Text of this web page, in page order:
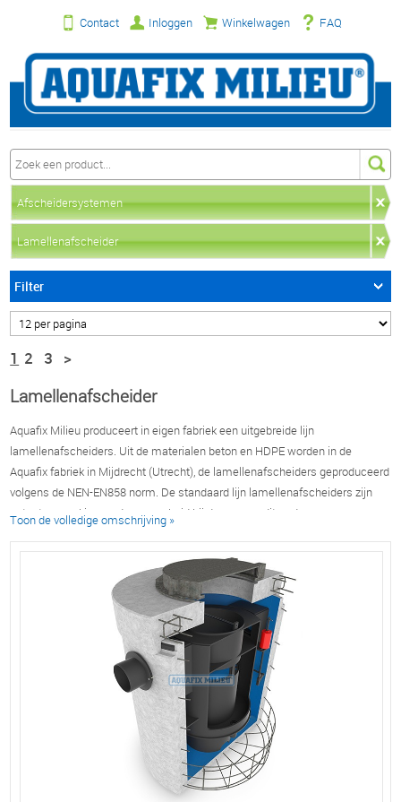
Contact Inloggen Winkelwagen FAQ
Afscheidersystemen
Lamellenafscheider
Filter
1 2 3 >
Lamellenafscheider
Aquafix Milieu produceert in eigen fabriek een uitgebreide lijn
lamellenafscheiders. Uit de materialen beton en HDPE worden in de
Aquafix fabriek in Mijdrecht (Utrecht), de lamellenafscheiders geproduceerd
volgens de NEN-EN858 norm. De standaard lijn lamellenafscheiders zijn
getest op werking en duurzaamheid bij de geaccrediteerde
Lamellenafscheider type Runoffix MLS:
De ronde betonnen Run-offix MLS lamellenafscheiders voor aardinbouw
zijn gefabriceerd uit hoogwaardig beton C60/75. De lamellenafscheiders
zijn leverbaar met een geïntegreerde slibvanger, maar ook separaat.
Standaard is deze lamellenafscheider voorzien van een BY-PASS en een
ingebouwde debietbegrenzer. De afscheiders zijn inwendig voorzien van
een oliebestendige coating. De lamellenafscheiders zijn leverbaar in de
verkeersklassen B125 kN. en D400 kN.
Lamellenafscheider type Green Gully:De ronde betonnen Green Gully
lamellenafscheiders voor aardinbouw zijn gefabriceerd uit hoogwaardig
Toon de volledige omschrijving »